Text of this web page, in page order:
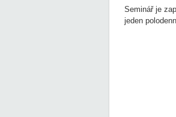
Seminář je
jeden